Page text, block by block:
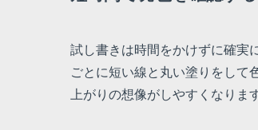
試し書きは時間をかけずに確実
ごとに短い線と丸い塗りをして
上がりの想像がしやすくなりま